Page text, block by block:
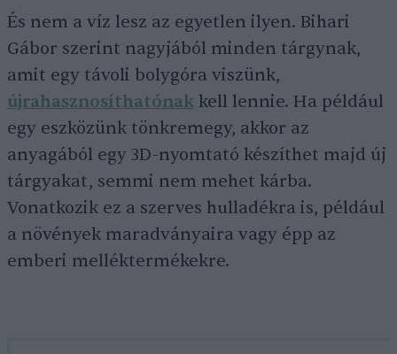
És nem a víz lesz az egyetlen ilyen. Bihari
Gábor szerint nagyjából minden tárgynak,
amit egy távoli bolygóra viszünk,
újrahasznosíthatónak kell lennie. Ha például
egy eszközünk tönkremegy, akkor az
anyagából egy 3D-nyomtató készíthet majd új
tárgyakat, semmi nem mehet kárba.
Vonatkozik ez a szerves hulladékra is, például
a növények maradványaira vagy épp az
emberi melléktermékekre.